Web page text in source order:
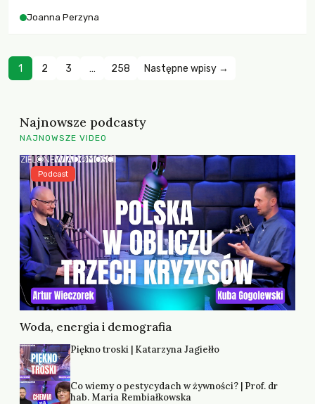
zachodzących zmian klimatycznych. Wymagać to będzie
Joanna Perzyna
1 2 3 … 258 Następne wpisy →
Najnowsze podcasty
NAJNOWSZE VIDEO
Woda, energia i demografia
Podcast
Piękno troski | Katarzyna Jagiełło
Co wiemy o pestycydach w żywności? | Prof. dr
hab. Maria Rembiałkowska